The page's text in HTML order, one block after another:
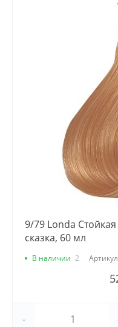
9/79 Londa
сказка, 60 мл
В наличии 2 Артикул
-